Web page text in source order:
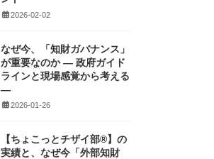
2026-02-02
なぜ今、「知財ガバナンス」
が重要なのか ― 政府ガイド
ラインと現場感覚から考える
―
2026-01-26
【ちょこっとチザイ部®】の
実績と、なぜ今「外部知財